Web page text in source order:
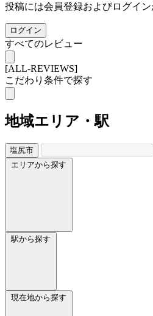
投稿には会員登録およびログイ
ログイン
すべてのレビュー
[ALL-REVIEWS]
こだわり条件で探す
地域エリア・駅
塩尻市
エリアから探す
駅から探す
現在地から探す